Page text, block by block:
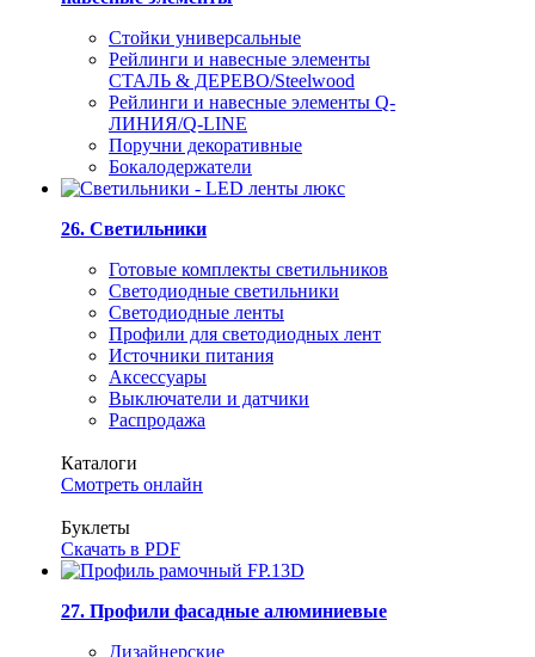
Стойки универсальные
Рейлинги и навесные элементы
СТАЛЬ & ДЕРЕВО/Steelwood
Рейлинги и навесные элементы Q-
ЛИНИЯ/Q-LINE
Поручни декоративные
Бокалодержатели
26. Светильники
Готовые комплекты светильников
Светодиодные светильники
Светодиодные ленты
Профили для светодиодных лент
Источники питания
Аксессуары
Выключатели и датчики
Распродажа
Каталоги
Смотреть онлайн
Буклеты
Скачать в PDF
27. Профили фасадные алюминиевые
Дизайнерские